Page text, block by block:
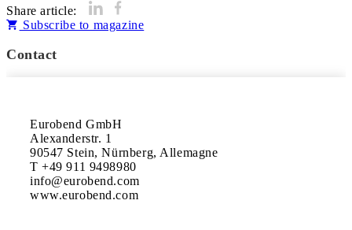
Share article:
Subscribe to magazine
Contact
Eurobend GmbH
Alexanderstr. 1
90547 Stein, Nürnberg, Allemagne
T +49 911 9498980
info@eurobend.com
www.eurobend.com